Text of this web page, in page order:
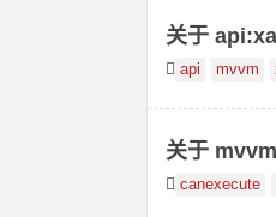
关于
api mvvm
关于
吗？
canexecute